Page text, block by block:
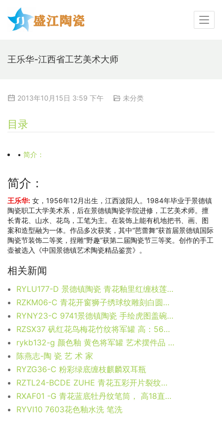
王乐华-江西省工艺美术大师
2013年10月15日 3:59 下午 未分类
目录
• 简介：
简介：
王乐华: 女，1956年12月出生，江西波阳人。1984年毕业于景德镇
陶瓷职工大学美术系，后在景德镇陶瓷学院进修，工艺美术师。擅
长青花、山水、花鸟，工笔为主。在装饰上能有机地把书、画、图
案和造型融为一体。作品多次获奖，其中“芭蕾舞”获首届景德镇国际
陶瓷节装饰二等奖，捏雕“野趣”获第二届陶瓷节三等奖。创作的手工
壶被选入《中国景德镇艺术陶瓷精品鉴赏》。
相关新闻
RYLU177-D 景德镇陶瓷 青花釉里红缠枝莲将军罐
RZKM06-C 青花开窗狮子绣球纹雕刻白圆点罐子花瓶 高：43.8直径：36口径：底径：20.2重量：11.7KG
RYNY23-C 9741景德镇陶瓷 手绘虎图盖碗 三才碗 功夫茶具
RZSX37 矾红花鸟梅花竹纹将军罐 高：56直径：31.2口径：底径：20.7重量：10.35KG
rykb132-g 颜色釉 黄色将军罐 艺术摆件品 厂家直销
陈燕志-陶 瓷 艺 术 家
RYZG36-C 粉彩绿底缠枝麒麟双耳瓶
RZTL24-BCDE ZUHE 青花五彩开片裂纹釉茶叶罐组合图
RXAF01 -G 青花蓝底牡丹纹笔筒， 高18直径19口径底径重量1.8KG
RYVI10 7603花色釉水洗 笔洗